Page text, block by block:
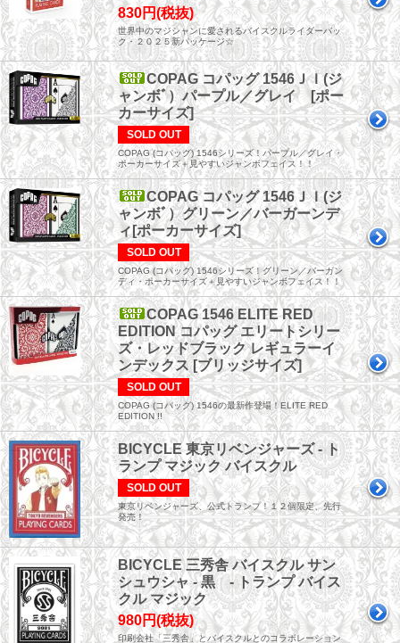
830円(税抜)
世界中のマジシャンに愛されるバイスクルライダーバッ
ク・２０２５新パッケージ☆
COPAG コパッグ 1546ＪＩ(ジ
ャンボﾞ）パープル／グレイ [ポー
カーサイズ]
SOLD OUT
COPAG (コパッグ) 1546シリーズ！パープル／グレイ・
ポーカーサイズ＋見やすいジャンボフェイス！！
COPAG コパッグ 1546ＪＩ(ジ
ャンボﾞ）グリーン／バーガーンデ
ィ[ポーカーサイズ]
SOLD OUT
COPAG (コパッグ) 1546シリーズ！グリーン／バーガン
ディ・ポーカーサイズ＋見やすいジャンボフェイス！！
COPAG 1546 ELITE RED
EDITION コパッグ エリートシリー
ズ・レッドブラック レギュラーイ
ンデックス [ブリッジサイズ]
SOLD OUT
COPAG (コパッグ) 1546の最新作登場！ELITE RED
EDITION !!
BICYCLE 東京リベンジャーズ - ト
ランプ マジック バイスクル
SOLD OUT
東京リベンジャーズ、公式トランプ！１２個限定、先行
発売！
BICYCLE 三秀舎 バイスクル サン
シュウシャ - 黒 - トランプ バイス
クル マジック
980円(税抜)
印刷会社「三秀舎」とバイスクルとのコラボレーション